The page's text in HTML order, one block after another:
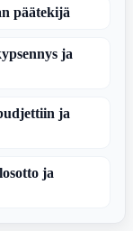
päätekijä
ja
ja
ja